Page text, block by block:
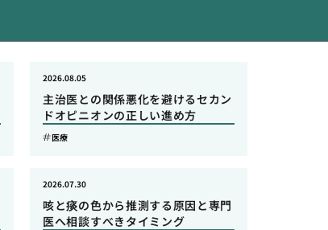
主治医との関係悪化を避けるセカン
ドオピニオンの正しい進め方
2026.08.05
医療
咳と痰の色から推測する原因と専門
医へ相談すべきタイミング
2026.07.30